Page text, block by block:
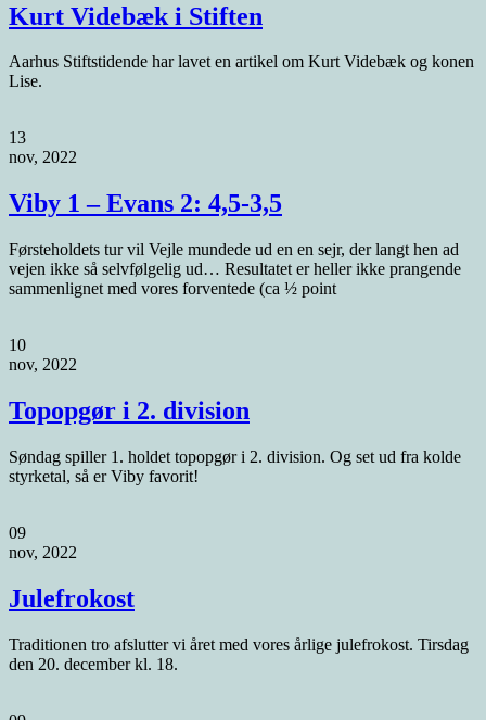
Kurt Videbæk i Stiften
Aarhus Stiftstidende har lavet en artikel om Kurt Videbæk og konen
Lise.
13
nov, 2022
Viby 1 – Evans 2: 4,5-3,5
Førsteholdets tur vil Vejle mundede ud en en sejr, der langt hen ad
vejen ikke så selvfølgelig ud… Resultatet er heller ikke prangende
sammenlignet med vores forventede (ca ½ point
10
nov, 2022
Topopgør i 2. division
Søndag spiller 1. holdet topopgør i 2. division. Og set ud fra kolde
styrketal, så er Viby favorit!
09
nov, 2022
Julefrokost
Traditionen tro afslutter vi året med vores årlige julefrokost. Tirsdag
den 20. december kl. 18.